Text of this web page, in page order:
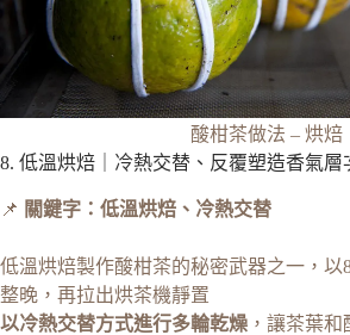
酸柑茶做法 – 烘焙
8. 低溫烘焙｜冷熱交替、反覆塑造香氣層
📌 關鍵字：低溫烘焙、冷熱交替
低溫烘焙製作酸柑茶的秘密武器之一，以
整晚，再拉出烘茶機靜置
以冷熱交替方式進行多輪乾燥 ，讓茶葉